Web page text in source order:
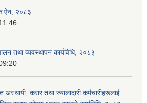
ऐन, २०८३
तथा व्यवस्थापन कार्यविधि, २०८३
अस्थायी, करार तथा ज्यालादारी कर्मचारीहरूलाई